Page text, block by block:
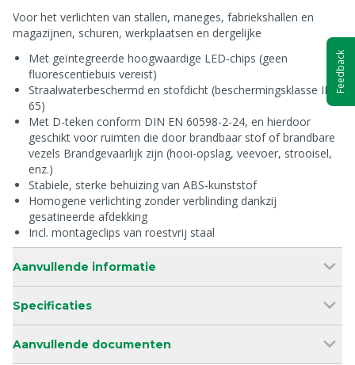
Voor het verlichten van stallen, maneges, fabriekshallen en
magazijnen, schuren, werkplaatsen en dergelijke
Met geïntegreerde hoogwaardige LED-chips (geen
fluorescentiebuis vereist)
Straalwaterbeschermd en stofdicht (beschermingsklasse IP
65)
Met D-teken conform DIN EN 60598-2-24, en hierdoor
geschikt voor ruimten die door brandbaar stof of brandbare
vezels Brandgevaarlijk zijn (hooi-opslag, veevoer, strooisel,
enz.)
Stabiele, sterke behuizing van ABS-kunststof
Homogene verlichting zonder verblinding dankzij
gesatineerde afdekking
Incl. montageclips van roestvrij staal
Aanvullende informatie
Specificaties
Aanvullende documenten
Feedback